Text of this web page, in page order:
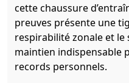
cette chaussure
preuves présente une
respirabilité zonale et
maintien indispensable
records personnels.